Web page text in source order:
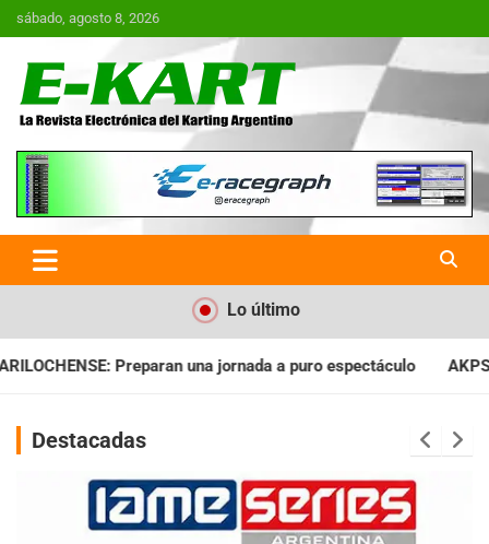
Saltar
al
sábado, agosto 8, 2026
E-Kart.com.ar | La Revista
Electrónica del Karting en
Argentina
Lo último
a puro espectáculo AKPS: Intervino la IGJ y oficializó el
Destacadas